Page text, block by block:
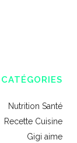
CATÉGORIES
Nutrition Santé
Recette Cuisine
Gigi aime